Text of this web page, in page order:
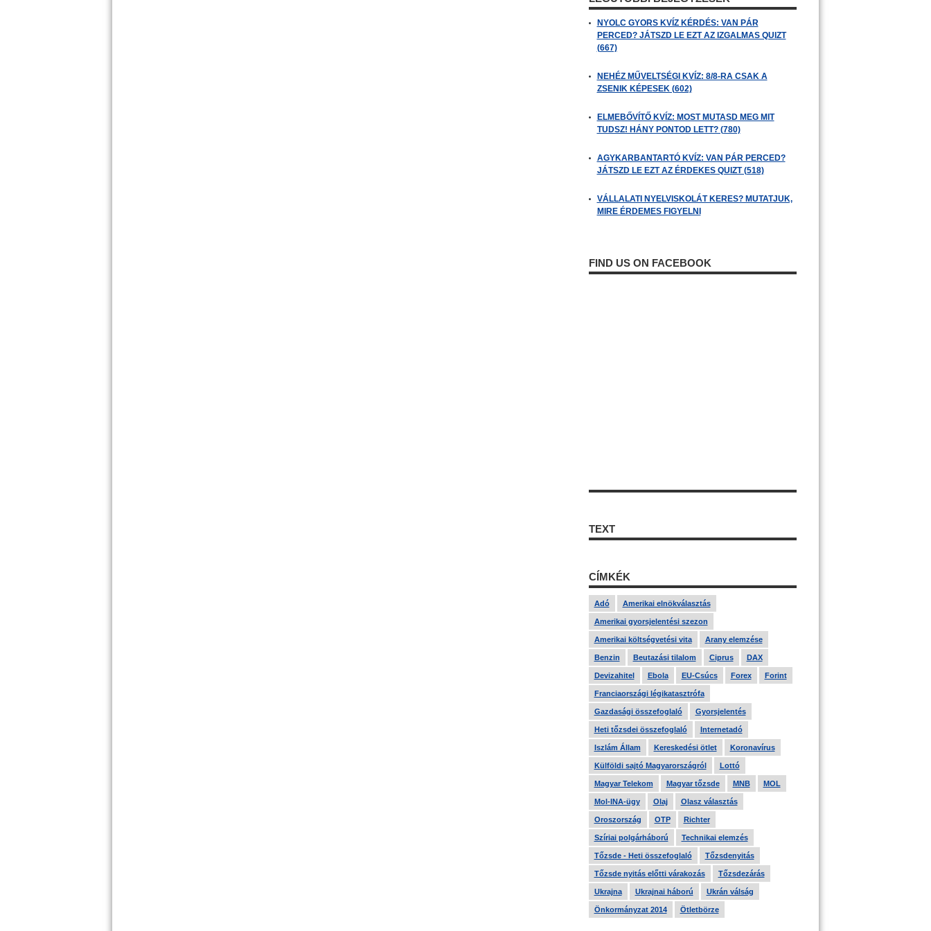
NYOLC GYORS KVÍZ KÉRDÉS: VAN PÁR
PERCED? JÁTSZD LE EZT AZ IZGALMAS QUIZT
(667)
NEHÉZ MŰVELTSÉGI KVÍZ: 8/8-RA CSAK A
ZSENIK KÉPESEK (602)
ELMEBŐVÍTŐ KVÍZ: MOST MUTASD MEG MIT
TUDSZ! HÁNY PONTOD LETT? (780)
AGYKARBANTARTÓ KVÍZ: VAN PÁR PERCED?
JÁTSZD LE EZT AZ ÉRDEKES QUIZT (518)
VÁLLALATI NYELVISKOLÁT KERES? MUTATJUK,
MIRE ÉRDEMES FIGYELNI
FIND US ON FACEBOOK
TEXT
CÍMKÉK
Adó Amerikai elnökválasztás
Amerikai gyorsjelentési szezon
Amerikai költségvetési vita Arany elemzése
Benzin Beutazási tilalom Ciprus DAX
Devizahitel Ebola EU-Csúcs Forex Forint
Franciaországi légikatasztrófa
Gazdasági összefoglaló Gyorsjelentés
Heti tőzsdei összefoglaló Internetadó
Iszlám Állam Kereskedési ötlet Koronavírus
Külföldi sajtó Magyarországról Lottó
Magyar Telekom Magyar tőzsde MNB MOL
Mol-INA-ügy Olaj Olasz választás
Oroszország OTP Richter
Szíriai polgárháború Technikai elemzés
Tőzsde - Heti összefoglaló Tőzsdenyitás
Tőzsde nyitás előtti várakozás Tőzsdezárás
Ukrajna Ukrajnai háború Ukrán válság
Önkormányzat 2014 Ötletbörze